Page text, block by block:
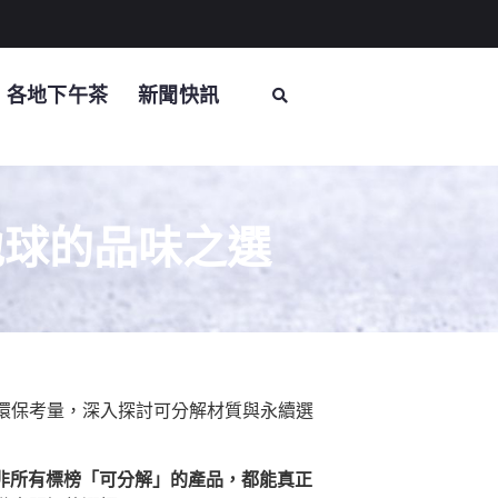
各地下午茶 新聞快訊
的品味之選
保考量，深入探討可分解材質與永續選
所有標榜「可分解」的產品，都能真正